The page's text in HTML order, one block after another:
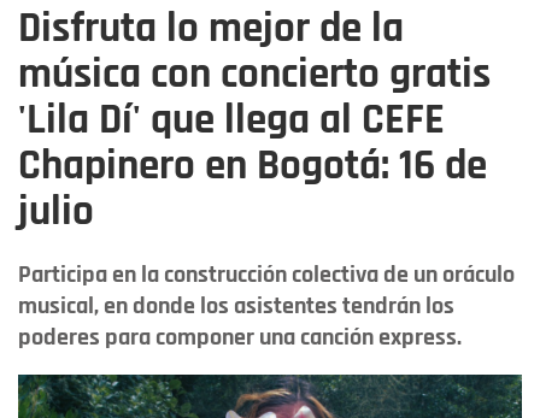
Disfruta lo mejor de la
música con concierto gratis
'Lila Dí' que llega al CEFE
Chapinero en Bogotá: 16 de
julio
Participa en la construcción colectiva de un oráculo
musical, en donde los asistentes tendrán los
poderes para componer una canción express.